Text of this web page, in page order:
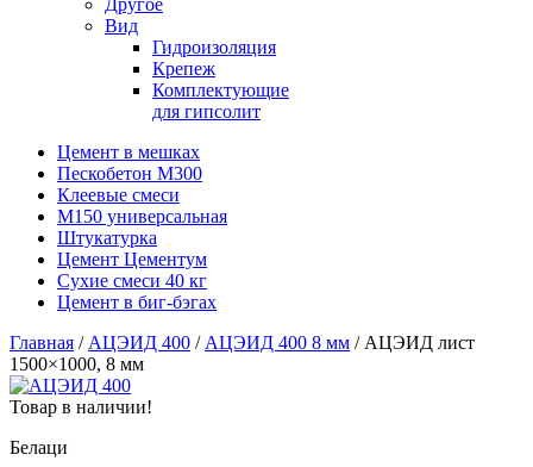
Другое
Вид
Гидроизоляция
Крепеж
Комплектующие
для гипсолит
Цемент в мешках
Пескобетон М300
Клеевые смеси
М150 универсальная
Штукатурка
Цемент Цементум
Сухие смеси 40 кг
Цемент в биг-бэгах
Главная / АЦЭИД 400 / АЦЭИД 400 8 мм / АЦЭИД лист
1500×1000, 8 мм
Товар в наличии!
Белаци